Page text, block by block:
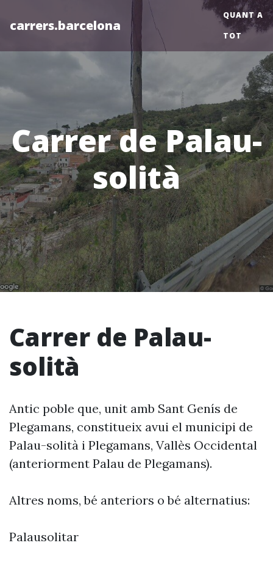
carrers.barcelona
QUANT A
TOT
Carrer de Palau-
solità
Carrer de Palau-
solità
Antic poble que, unit amb Sant Genís de
Plegamans, constitueix avui el municipi de
Palau-solità i Plegamans, Vallès Occidental
(anteriorment Palau de Plegamans).
Altres noms, bé anteriors o bé alternatius:
Palausolitar